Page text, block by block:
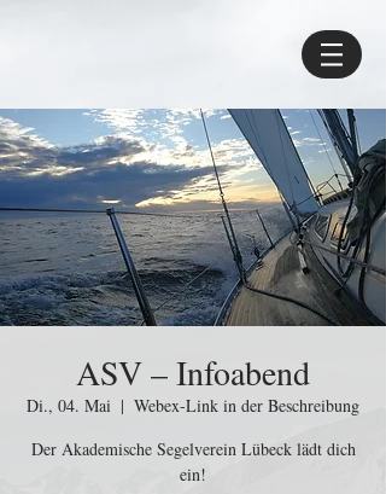
ASV – Infoabend
Di., 04. Mai
  |
Webex-Link in der Beschreibung
Der Akademische Segelverein Lübeck lädt dich
ein!